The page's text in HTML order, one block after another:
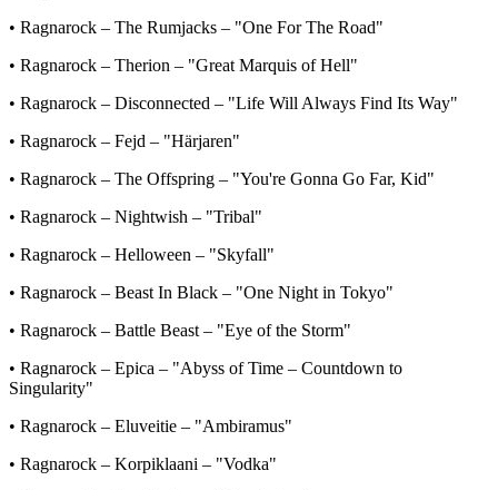
• Ragnarock – The Rumjacks – "One For The Road"
• Ragnarock – Therion – "Great Marquis of Hell"
• Ragnarock – Disconnected – "Life Will Always Find Its Way"
• Ragnarock – Fejd – "Härjaren"
• Ragnarock – The Offspring – "You're Gonna Go Far, Kid"
• Ragnarock – Nightwish – "Tribal"
• Ragnarock – Helloween – "Skyfall"
• Ragnarock – Beast In Black – "One Night in Tokyo"
• Ragnarock – Battle Beast – "Eye of the Storm"
• Ragnarock – Epica – "Abyss of Time – Countdown to
Singularity"
• Ragnarock – Eluveitie – "Ambiramus"
• Ragnarock – Korpiklaani – "Vodka"